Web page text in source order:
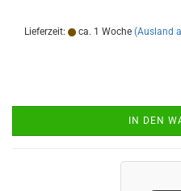
Lieferzeit: ca. 1 Woche (Ausland
IN DEN